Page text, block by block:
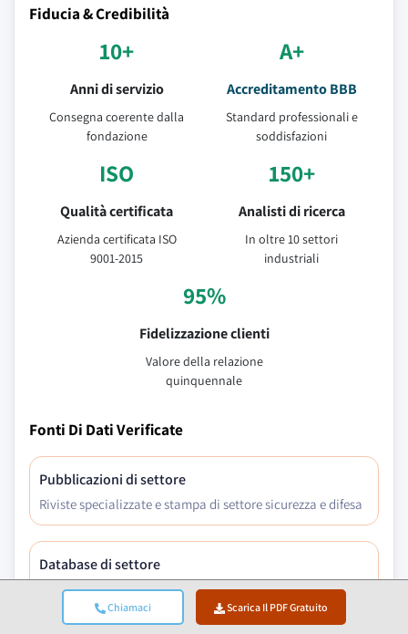
Chiamaci Scarica Il PDF Gratuito
Fiducia & Credibilità
10+
Anni di servizio
Consegna coerente dalla
fondazione
A+
Accreditamento BBB
Standard professionali e
soddisfazioni
ISO
Qualità certificata
Azienda certificata ISO
9001-2015
150+
Analisti di ricerca
In oltre 10 settori
industriali
95%
Fidelizzazione clienti
Valore della relazione
quinquennale
Fonti Di Dati Verificate
Pubblicazioni di settore
Riviste specializzate e stampa di settore sicurezza e difesa
Database di settore
Database di mercato proprietari e di terze parti